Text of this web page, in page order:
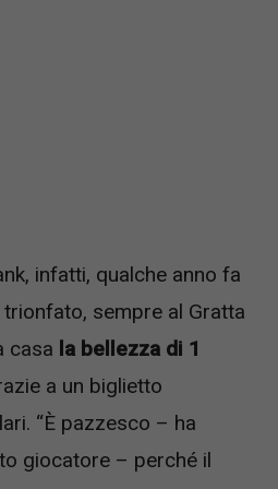
infatti, qualche anno fa
sempre al Gratta
casa la bellezza di 1
a un biglietto
“È pazzesco – ha
giocatore – perché il